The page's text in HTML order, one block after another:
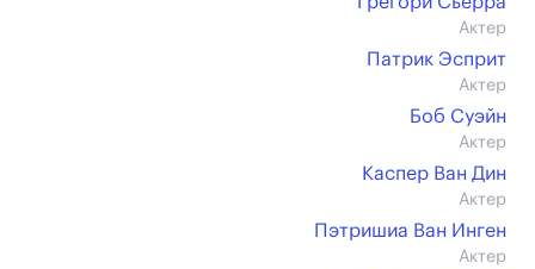
Актер
Патрик Эсприт
Актер
Боб Суэйн
Актер
Каспер Ван Дин
Актер
Пэтришиа Ван Инген
Актер